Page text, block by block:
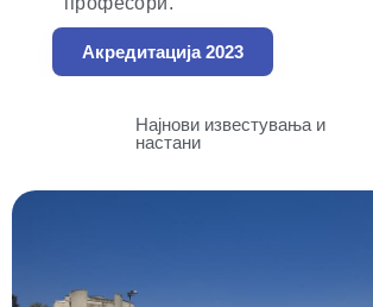
Акредитација 2023
Најнови известувања и
настани